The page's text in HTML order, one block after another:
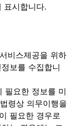
표시합니다.
비스제공을 위하
보를 수집합니
필요한 정보를 미
령상 의무이행을
필요한 경우로